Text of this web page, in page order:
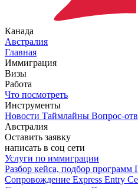
Канада
Австралия
Главная
Иммиграция
Визы
Работа
Что посмотреть
Инструменты
Новости Таймлайны Вопрос-
Австралия
Оставить заявку
написать в соц сети
Услуги по иммиграции
Разбор кейса, подбор программ
Сопровождение Express Entry